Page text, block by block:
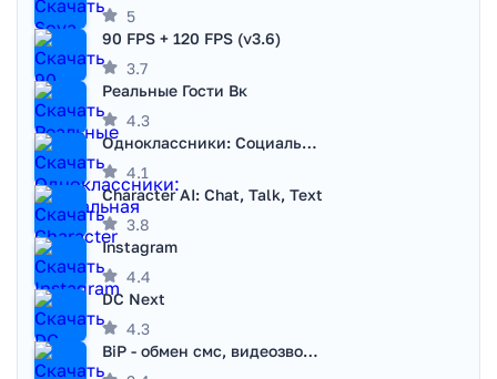
5
90 FPS + 120 FPS (v3.6)
3.7
Реальные Гости Вк
4.3
Одноклассники: Социальная сеть
4.1
Character AI: Chat, Talk, Text
3.8
Instagram
4.4
DC Next
4.3
BiP - обмен смс, видеозвонками